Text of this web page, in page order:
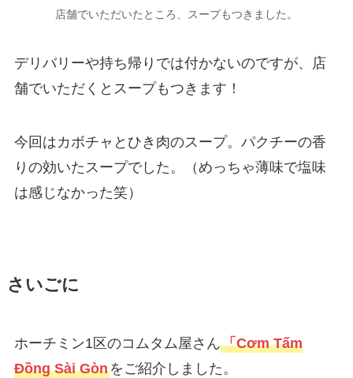
店舗でいただいたところ、スープもつきました。
デリバリーや持ち帰りでは付かないのですが、店
舗でいただくとスープもつきます！
今回はカボチャとひき肉のスープ。パクチーの香
りの効いたスープでした。（めっちゃ薄味で塩味
は感じなかった笑）
さいごに
ホーチミン1区のコムタム屋さん「Cơm Tấm
Đồng Sài Gònをご紹介しました。